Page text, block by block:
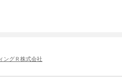
ングＲ株式会社